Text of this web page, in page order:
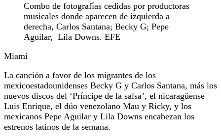
Combo de fotografías cedidas por productoras
musicales donde aparecen de izquierda a
derecha, Carlos Santana; Becky G; Pepe
Aguilar, Lila Downs. EFE
Miami
La canción a favor de los migrantes de los
mexicoestadounidenses Becky G y Carlos Santana, más los
nuevos discos del ‘Príncipe de la salsa’, el nicaragüense
Luis Enrique, el dúo venezolano Mau y Ricky, y los
mexicanos Pepe Aguilar y Lila Downs encabezan los
estrenos latinos de la semana.